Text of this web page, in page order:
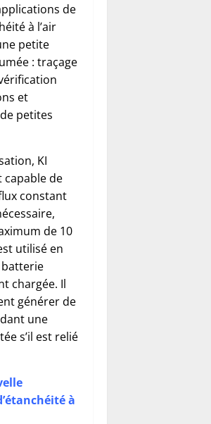
de
à l’air
petite
: traçage
et
petites
KI
capable de
constant
de 10
utilisé en
chargée. Il
générer de
une
s’il est relié
à